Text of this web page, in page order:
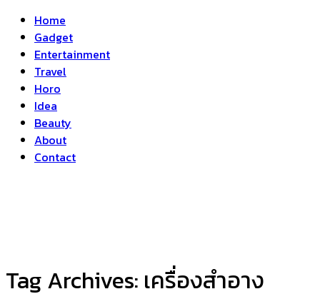
Home
Gadget
Entertainment
Travel
Horo
Idea
Beauty
About
Contact
Tag Archives: เครื่องสำอาง